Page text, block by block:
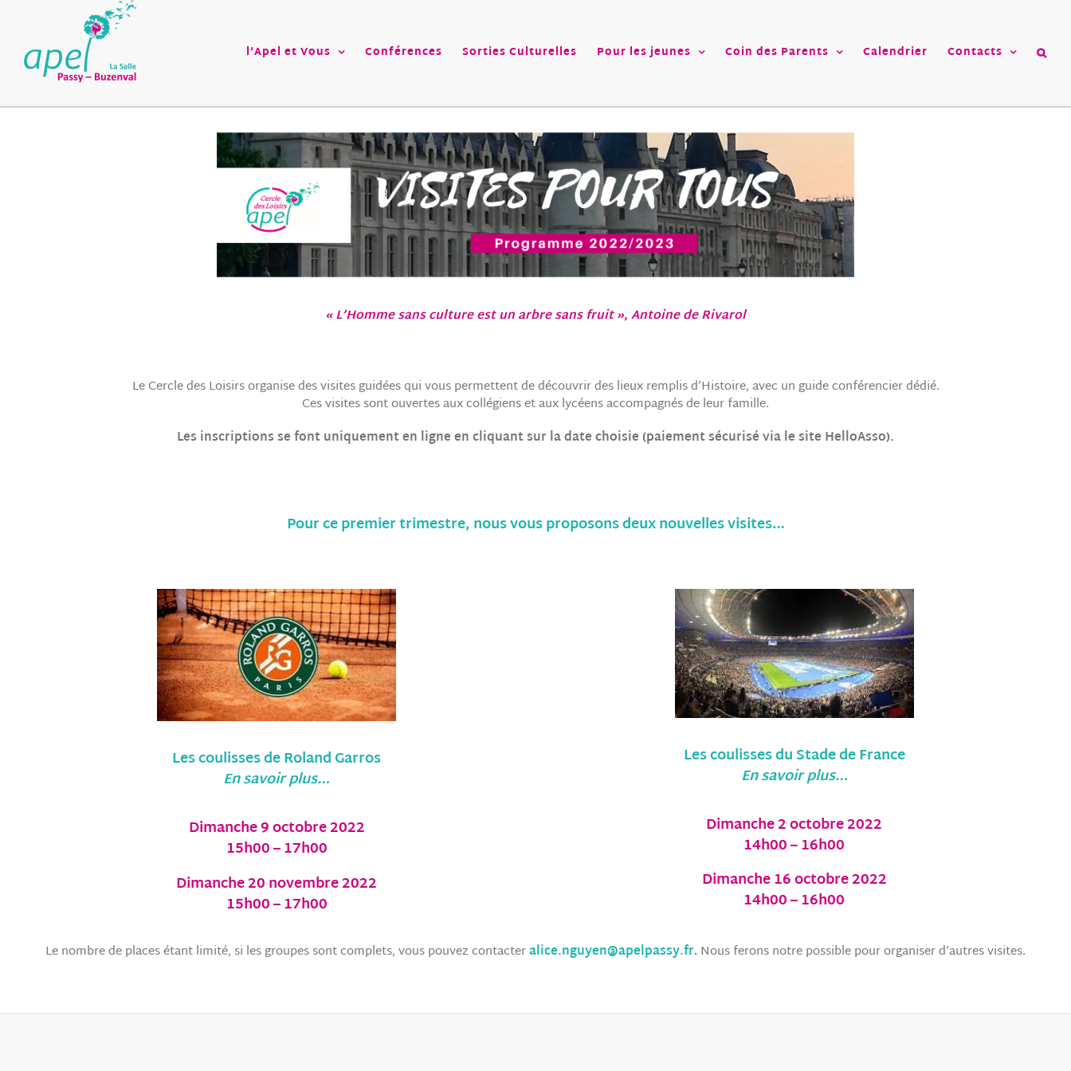
l’Apel et Vous Conférences Sorties Culturelles Pour les jeunes Coin des Parents Calendrier Contacts
« L’Homme sans culture est un arbre sans fruit »,Antoine de Rivarol
Le Cercle des Loisirs organise des visites guidées qui vous permettent de découvrir des lieux remplis d’Histoire, avec un guide conférencier dédié.
Ces visites sont ouvertes aux collégiens et aux lycéens accompagnés de leur famille.
Les inscriptions se font uniquement en ligne en cliquant sur la date choisie (paiement sécurisé via le site HelloAsso).
Pour ce premier trimestre, nous vous proposons deux nouvelles visites…
Les coulisses de Roland Garros
En savoir plus…
Dimanche 9 octobre 2022
15h00 – 17h00
Dimanche 20 novembre 2022
15h00 – 17h00
Les coulisses du Stade de France
En savoir plus…
Dimanche 2 octobre 2022
14h00 – 16h00
Dimanche 16 octobre 2022
14h00 – 16h00
Le nombre de places étant limité, si les groupes sont complets, vous pouvez contacteralice.nguyen@apelpassy.fr. Nous ferons notre possible pour organiser d’autres visites.